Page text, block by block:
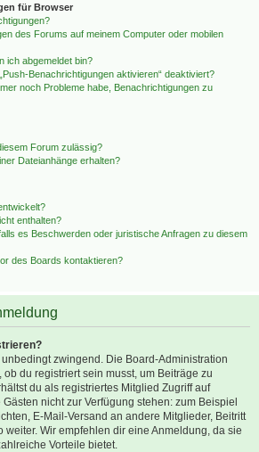
für Browser
des Forums auf meinem Computer oder mobilen
ich abgemeldet bin?
Benachrichtigungen aktivieren“ deaktiviert?
noch Probleme habe, Benachrichtigungen zu
Forum zulässig?
Dateianhänge erhalten?
enthalten?
es Beschwerden oder juristische Anfragen zu diesem
des Boards kontaktieren?
zwingend. Die Board-Administration
du registriert sein musst, um Beiträge zu
du als registriertes Mitglied Zugriff auf
nicht zur Verfügung stehen: zum Beispiel
E-Mail-Versand an andere Mitglieder, Beitritt
weiter. Wir empfehlen dir eine Anmeldung, da sie
Vorteile bietet.